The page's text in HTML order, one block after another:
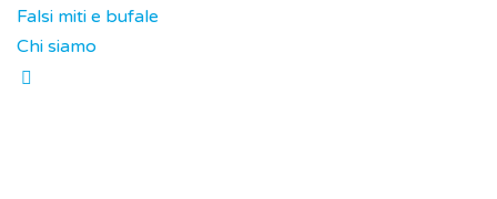
Falsi miti e bufale
Chi siamo